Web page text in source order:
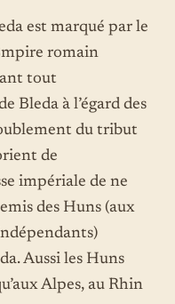
est marqué par le
romain
tout
Bleda à l’égard des
du tribut
de
impériale de ne
des Huns (aux
Aussi les Huns
Alpes, au Rhin